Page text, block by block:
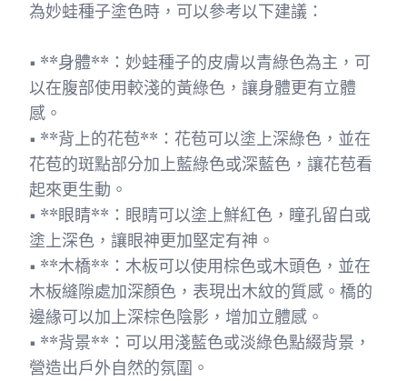
為妙蛙種子塗色時，可以參考以下建議：
• **身體**：妙蛙種子的皮膚以青綠色為主，可
以在腹部使用較淺的黃綠色，讓身體更有立體
感。
• **背上的花苞**：花苞可以塗上深綠色，並在
花苞的斑點部分加上藍綠色或深藍色，讓花苞看
起來更生動。
• **眼睛**：眼睛可以塗上鮮紅色，瞳孔留白或
塗上深色，讓眼神更加堅定有神。
• **木橋**：木板可以使用棕色或木頭色，並在
木板縫隙處加深顏色，表現出木紋的質感。橋的
邊緣可以加上深棕色陰影，增加立體感。
• **背景**：可以用淺藍色或淡綠色點綴背景，
營造出戶外自然的氛圍。